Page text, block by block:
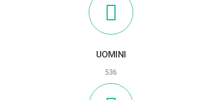
UOMINI
536